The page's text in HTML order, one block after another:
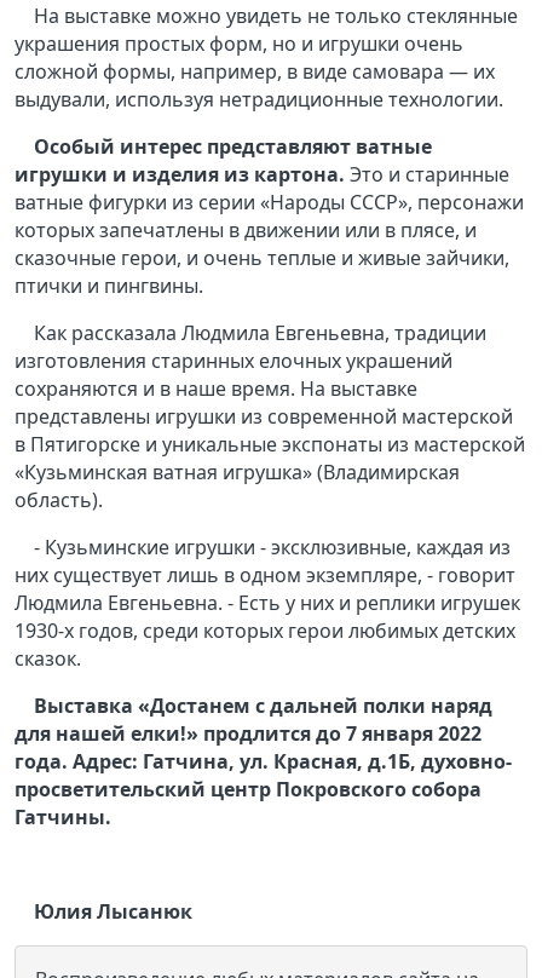
На выставке можно увидеть не только стеклянные
украшения простых форм, но и игрушки очень
сложной формы, например, в виде самовара — их
выдували, используя нетрадиционные технологии.
Особый интерес представляют ватные
игрушки и изделия из картона. Это и старинные
ватные фигурки из серии «Народы СССР», персонажи
которых запечатлены в движении или в плясе, и
сказочные герои, и очень теплые и живые зайчики,
птички и пингвины.
Как рассказала Людмила Евгеньевна, традиции
изготовления старинных елочных украшений
сохраняются и в наше время. На выставке
представлены игрушки из современной мастерской
в Пятигорске и уникальные экспонаты из мастерской
«Кузьминская ватная игрушка» (Владимирская
область).
- Кузьминские игрушки - эксклюзивные, каждая из
них существует лишь в одном экземпляре, - говорит
Людмила Евгеньевна. - Есть у них и реплики игрушек
1930-х годов, среди которых герои любимых детских
сказок.
Выставка «Достанем с дальней полки наряд
для нашей елки!» продлится до 7 января 2022
года. Адрес: Гатчина, ул. Красная, д.1Б, духовно-
просветительский центр Покровского собора
Гатчины.
Юлия Лысанюк